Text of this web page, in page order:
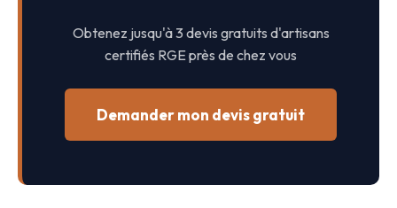
Obtenez jusqu'à 3 devis gratuits d'artisans
certifiés RGE près de chez vous
Demander mon devis gratuit